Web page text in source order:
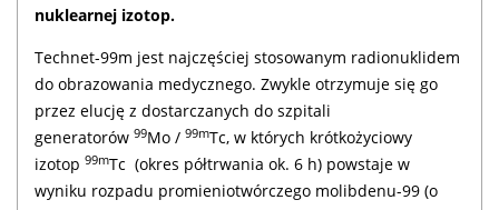
nuklearnej izotop.
Technet-99m jest najczęściej stosowanym radionuklidem
do obrazowania medycznego. Zwykle otrzymuje się go
przez elucję z dostarczanych do szpitali
generatorów 99Mo / 99mTc, w których krótkożyciowy
izotop 99mTc (okres półtrwania ok. 6 h) powstaje w
wyniku rozpadu promieniotwórczego molibdenu-99 (o